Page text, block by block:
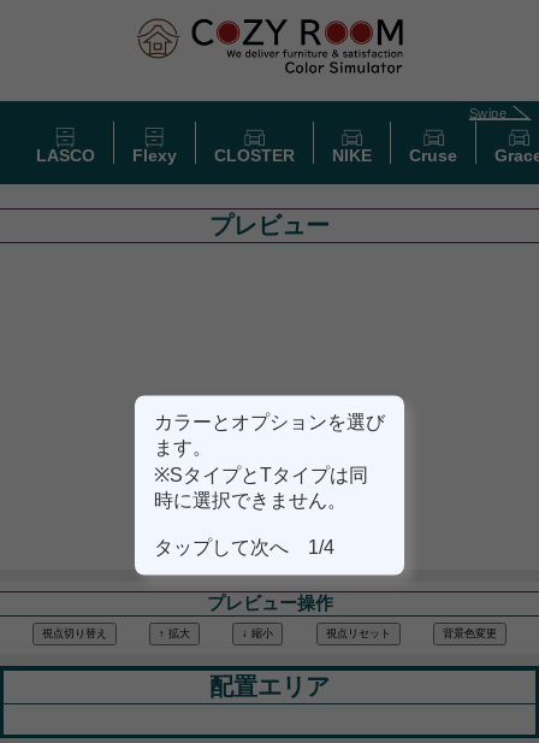
Swipe
LASCO Flexy CLOSTER NIKE Cruse
カラーとオプションを選び
ます。
※SタイプとTタイプは同
時に選択できません。
タップして次へ 1/4
プレビュー
配置エリア
プレビュー操作
視点切り替え ↑ 拡大 ↓ 縮小 視点リセット 背景色変更